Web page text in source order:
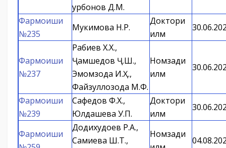
Қурбонов Д.М.
Фармоиши
№235
Мукимова Н.Р.
Доктори
илм
Фармоиши
№237
Рабиев Х.Х.,
Ҷамшедов Ҷ.Ш.,
Эмомзода И.Ҳ.,
Файзуллозода М.Ф.
Номзади
илм
Фармоиши
№239
Сафедов Ф.Х.,
Юлдашева У.П.
Доктори
илм
Фармоиши
Додихудоев Р.А.,
Самиева Ш.Т.,
Номзади